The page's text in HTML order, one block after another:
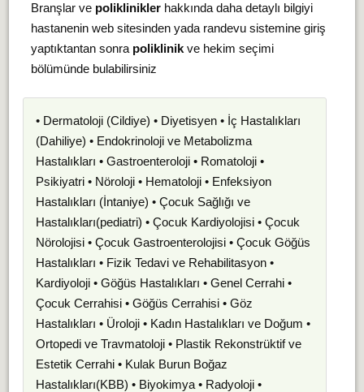
Branşlar ve polikliniklerhakkında daha detaylı bilgiyi
hastanenin web sitesinden yada randevu sistemine giriş
yaptıktantan sonra poliklinikve hekim seçimi
bölümünde bulabilirsiniz
• Dermatoloji (Cildiye) • Diyetisyen • İç Hastalıkları
(Dahiliye) • Endokrinoloji ve Metabolizma
Hastalıkları • Gastroenteroloji • Romatoloji •
Psikiyatri • Nöroloji • Hematoloji • Enfeksiyon
Hastalıkları (İntaniye) • Çocuk Sağlığı ve
Hastalıkları(pediatri) • Çocuk Kardiyolojisi • Çocuk
Nörolojisi • Çocuk Gastroenterolojisi • Çocuk Göğüs
Hastalıkları • Fizik Tedavi ve Rehabilitasyon •
Kardiyoloji • Göğüs Hastalıkları • Genel Cerrahi •
Çocuk Cerrahisi • Göğüs Cerrahisi • Göz
Hastalıkları • Üroloji • Kadın Hastalıkları ve Doğum •
Ortopedi ve Travmatoloji • Plastik Rekonstrüktif ve
Estetik Cerrahi • Kulak Burun Boğaz
Hastalıkları(KBB) • Biyokimya • Radyoloji •